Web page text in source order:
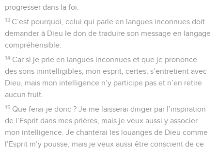
progresser dans la foi.
13 C’est pourquoi, celui qui parle en langues inconnues doit
demander à Dieu le don de traduire son message en langage
compréhensible.
14 Car si je prie en langues inconnues et que je prononce
des sons inintelligibles, mon esprit, certes, s’entretient avec
Dieu, mais mon intelligence n’y participe pas et n’en retire
aucun fruit.
15 Que ferai-je donc ? Je me laisserai diriger par l’inspiration
de l’Esprit dans mes prières, mais je veux aussi y associer
mon intelligence. Je chanterai les louanges de Dieu comme
l’Esprit m’y pousse, mais je veux aussi être conscient de ce